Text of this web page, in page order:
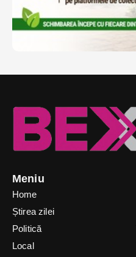
Meniu
Home
Știrea zilei
Politică
Local